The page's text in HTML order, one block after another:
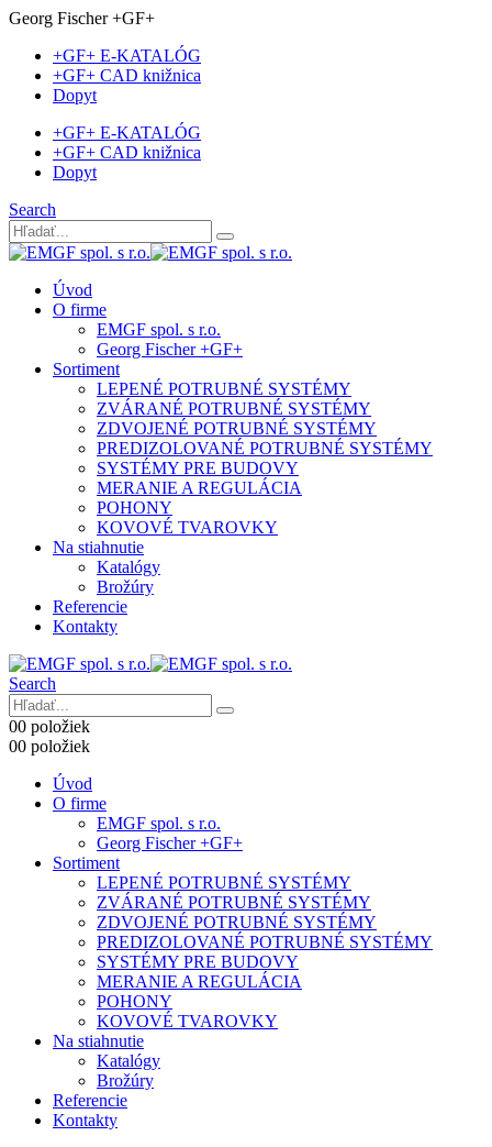
Georg Fischer +GF+
+GF+ E-KATALÓG
+GF+ CAD knižnica
Dopyt
+GF+ E-KATALÓG
+GF+ CAD knižnica
Dopyt
Search
Úvod
O firme
EMGF spol. s r.o.
Georg Fischer +GF+
Sortiment
LEPENÉ POTRUBNÉ SYSTÉMY
ZVÁRANÉ POTRUBNÉ SYSTÉMY
ZDVOJENÉ POTRUBNÉ SYSTÉMY
PREDIZOLOVANÉ POTRUBNÉ SYSTÉMY
SYSTÉMY PRE BUDOVY
MERANIE A REGULÁCIA
POHONY
KOVOVÉ TVAROVKY
Na stiahnutie
Katalógy
Brožúry
Referencie
Kontakty
Search
00 položiek
00 položiek
Úvod
O firme
EMGF spol. s r.o.
Georg Fischer +GF+
Sortiment
LEPENÉ POTRUBNÉ SYSTÉMY
ZVÁRANÉ POTRUBNÉ SYSTÉMY
ZDVOJENÉ POTRUBNÉ SYSTÉMY
PREDIZOLOVANÉ POTRUBNÉ SYSTÉMY
SYSTÉMY PRE BUDOVY
MERANIE A REGULÁCIA
POHONY
KOVOVÉ TVAROVKY
Na stiahnutie
Katalógy
Brožúry
Referencie
Kontakty